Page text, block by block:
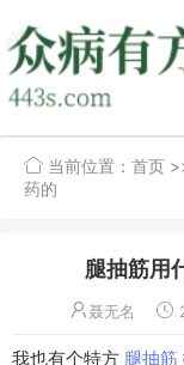
当前位置： 首页
药的
腿抽筋用
聂无名
我也有个特方 腿抽筋